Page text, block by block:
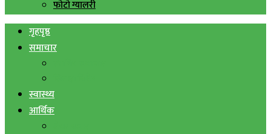
फोटो ग्यालरी
गृहपृष्ठ
समाचार
स्वास्थ्य
आर्थिक